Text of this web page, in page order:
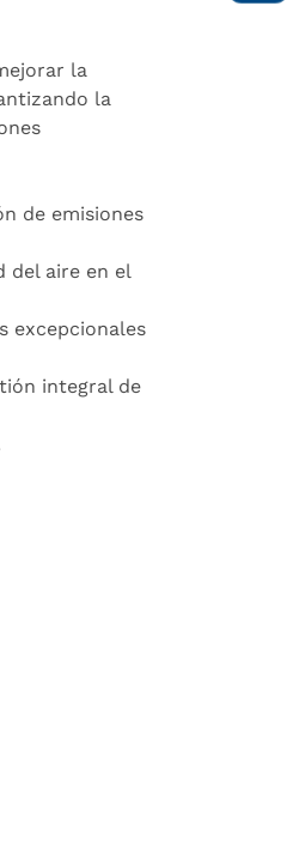
la
la
de emisiones
del aire en el
excepcionales
integral de